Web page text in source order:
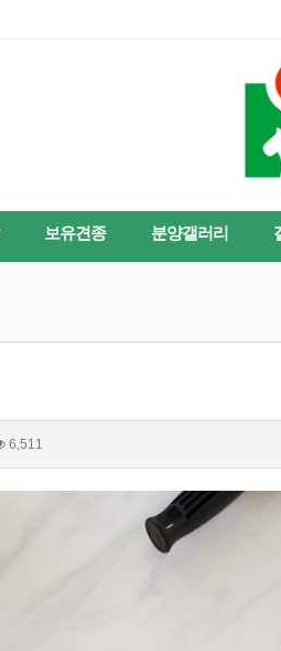
보유견종 분양갤러리
6,511